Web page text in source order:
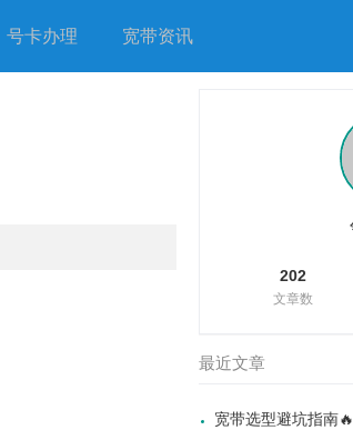
号卡办理 宽带资讯
202
文章数
最近文章
宽带选型避坑指南